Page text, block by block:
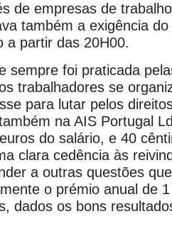
de empresas de
também a exigência
a partir das 20H00.
sempre foi praticada
trabalhadores se
para lutar pelos
na AIS Portugal
do salário, e 40
clara cedência às
a outras questões
o prémio anual de
dados os bons